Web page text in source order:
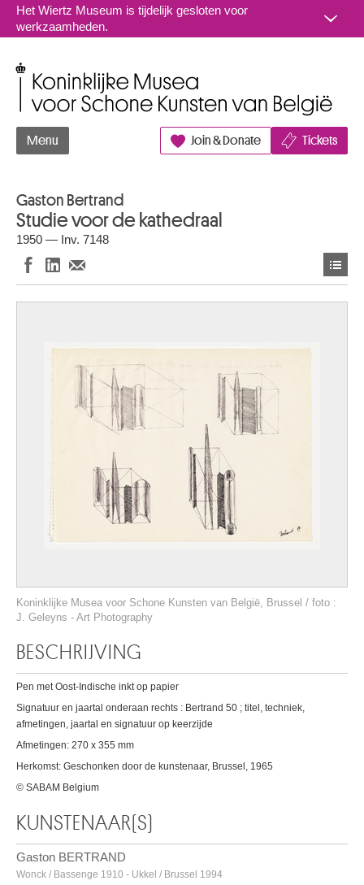
Naar inhoud
Het Wiertz Museum is tijdelijk gesloten voor
werkzaamheden.
Menu Join & Donate Tickets
Gaston Bertrand
Studie voor de kathedraal
1950 — Inv. 7148
Koninklijke Musea voor Schone Kunsten van België, Brussel / foto :
J. Geleyns - Art Photography
BESCHRIJVING
Pen met Oost-Indische inkt op papier
Signatuur en jaartal onderaan rechts : Bertrand 50 ; titel, techniek,
afmetingen, jaartal en signatuur op keerzijde
Afmetingen: 270 x 355 mm
Herkomst: Geschonken door de kunstenaar, Brussel, 1965
© SABAM Belgium
KUNSTENAAR(S)
Gaston BERTRAND
Wonck / Bassenge 1910 - Ukkel / Brussel 1994